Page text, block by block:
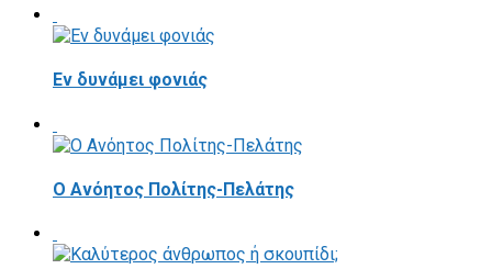
Εν δυνάμει φονιάς
Ο Ανόητος Πολίτης-Πελάτης